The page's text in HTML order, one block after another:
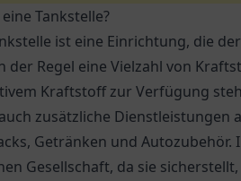
Tankstelle?
ist eine Einrichtung, die
der Regel eine Vielzahl von
Kraftstoff zur Verfügung
zusätzliche Dienstleistungen
Getränken und
Gesellschaft, da sie